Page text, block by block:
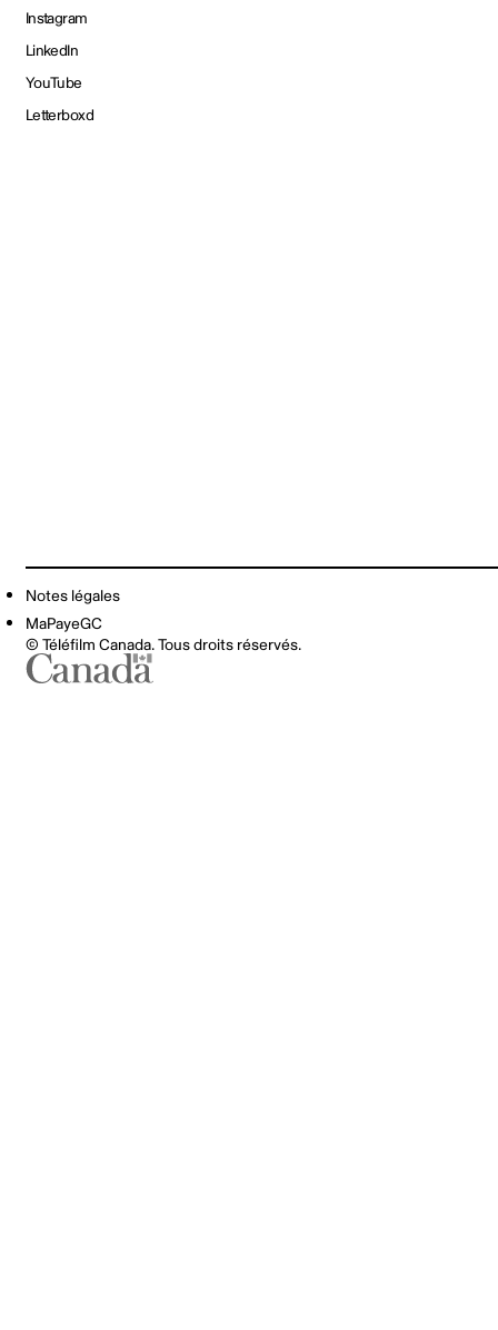
Instagram
LinkedIn
YouTube
Letterboxd
Notes légales
MaPayeGC
© Téléfilm Canada. Tous droits réservés.